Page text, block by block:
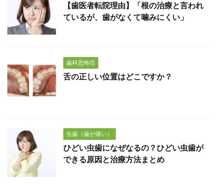
【歯医者転院理由】「根の治療と言われ
ているが、歯がなくて噛みにくい」
歯科恐怖症
舌の正しい位置はどこですか？
虫歯（歯が痛い）
ひどい虫歯になぜなるの？ひどい虫歯が
できる原因と治療方法まとめ